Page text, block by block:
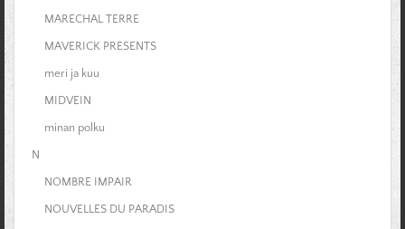
MARECHAL TERRE
MAVERICK PRESENTS
meri ja kuu
MIDVEIN
minan polku
N
NOMBRE IMPAIR
NOUVELLES DU PARADIS